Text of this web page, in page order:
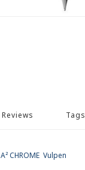
Reviews Tags
CHROME Vulpen